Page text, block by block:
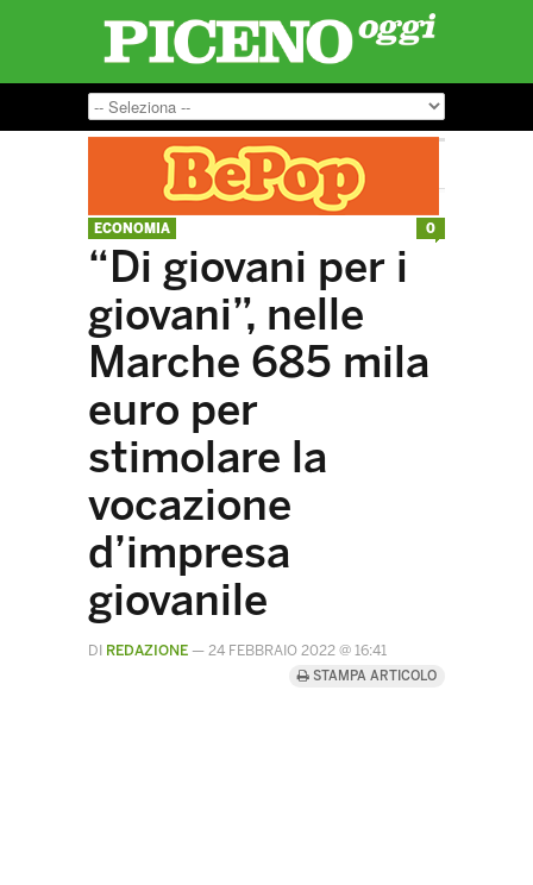
ECONOMIA
“Di giovani per i
giovani”, nelle
Marche 685 mila
euro per
stimolare la
vocazione
d’impresa
giovanile
DI REDAZIONE — 24 FEBBRAIO 2022 @ 16:41
STAMPA ARTICOLO
0